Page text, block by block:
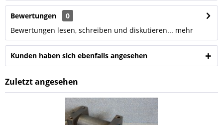
Bewertungen
0
Bewertungen lesen, schreiben und diskutieren... mehr
Kunden haben sich ebenfalls angesehen
Zuletzt angesehen